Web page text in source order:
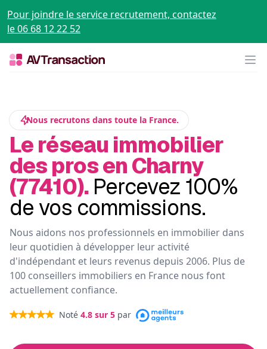
Pour joindre le service recrutement, contactez
le 06 68 12 22 52
Nous recrutons dans toute la France.
Le réseau immobilier
des pros en Charny
(77410). Percevez 100%
de vos commissions.
Nous aidons nos professionnels en immobilier dans
leur quotidien à développer leur activité
d'indépendant et leurs revenus depuis 2006. Plus de
100 conseillers immobiliers en France nous font
actuellement confiance.
Noté 4.8 sur 5 par